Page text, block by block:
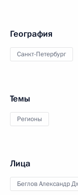
География
Санкт-Петербург
Темы
Регионы
Лица
Беглов Александр